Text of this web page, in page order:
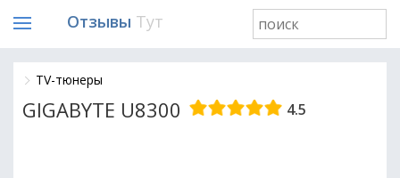
Отзывы Тут
TV-тюнеры
GIGABYTE U8300 4.5